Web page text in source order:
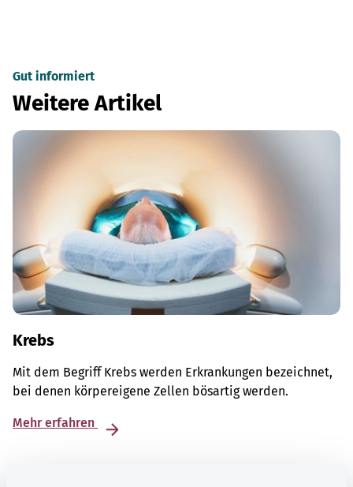
Gut informiert
Weitere Artikel
Krebs
Mit dem Begriff Krebs werden Erkrankungen bezeichnet,
bei denen körpereigene Zellen bösartig werden.
Mehr erfahren